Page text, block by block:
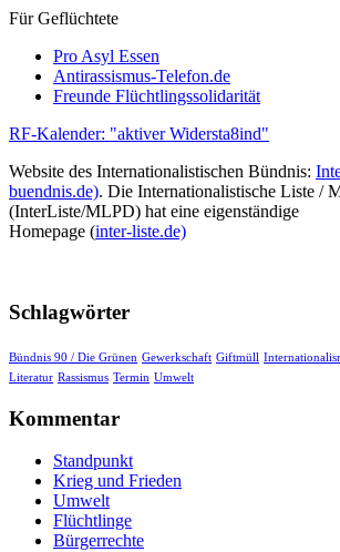
Für Geflüchtete
Pro Asyl Essen
Antirassismus-Telefon.de
Freunde Flüchtlingssolidarität
RF-Kalender: "aktiver Widersta8ind"
Website des Internationalistischen Bündnis:
buendnis.de). Die Internationalistische Liste /
(InterListe/MLPD) hat eine eigenständige
Homepage (inter-liste.de)
Schlagwörter
Bündnis 90 / Die Grünen Gewerkschaft Giftmüll
Literatur Rassismus Termin Umwelt
Kommentar
Standpunkt
Krieg und Frieden
Umwelt
Flüchtlinge
Bürgerrechte